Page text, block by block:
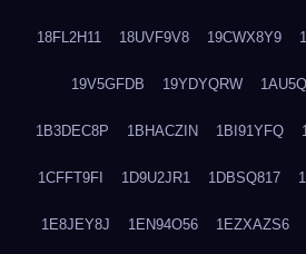
18FL2H11 18UVF9V8 19CWX8Y9
19V5GFDB 19YDYQRW
1B3DEC8P 1BHACZIN 1BI91YFQ
1CFFT9FI 1D9U2JR1 1DBSQ817
1E8JEY8J 1EN94O56 1EZXAZS6